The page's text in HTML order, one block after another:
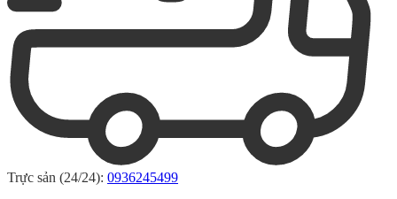
Trực sản (24/24): 0936245499